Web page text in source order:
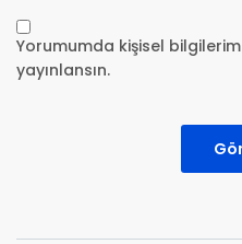
Yorumumda kişisel
yayınlansın.